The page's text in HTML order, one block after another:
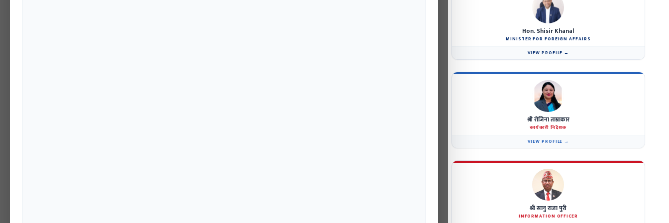
Hon. Shisir Khanal
MINISTER FOR FOREIGN AFFAIRS
VIEW PROFILE →
श्री रोजिना ताम्राकार
कार्यकारी निर्देशक
VIEW PROFILE →
श्री सानु राजा पुरी
INFORMATION OFFICER